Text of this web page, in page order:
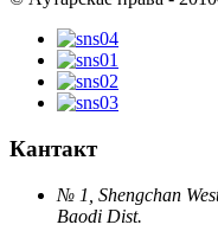
Кантакт
№ 1, Shengchan
Baodi Dist.